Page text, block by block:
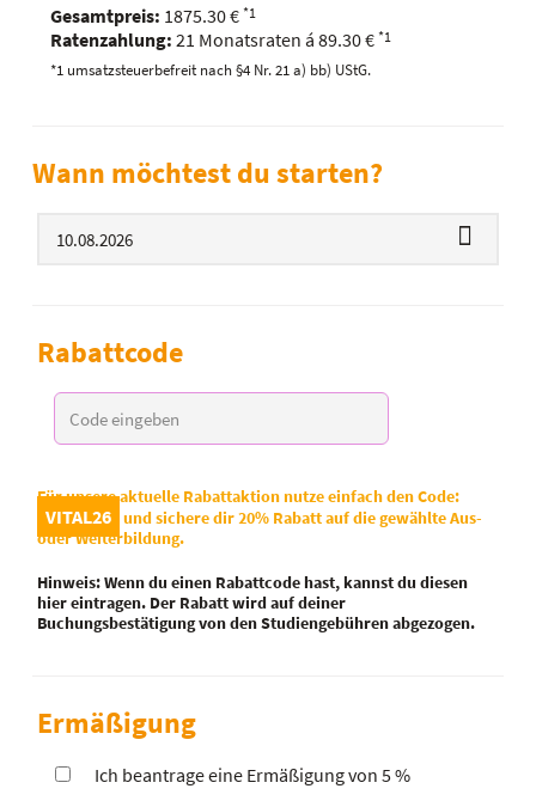
Gesamtpreis: 1875.30€ *1
Ratenzahlung: 21 Monatsraten á 89.30€ *1
*1 umsatzsteuerbefreit nach §4 Nr. 21 a) bb) UStG.
Wann möchtest du starten?
Rabattcode
Für unsere aktuelle Rabattaktion nutze einfach den Code:
VITAL26 und sichere dir 20% Rabatt auf die gewählte Aus-
oder Weiterbildung.
Hinweis:Wenn du einen Rabattcodehast, kannst du diesen
hier eintragen. Der Rabatt wird auf deiner
Buchungsbestätigung von den Studiengebühren abgezogen.
Ermäßigung
Ich beantrage eine Ermäßigung von 5 %